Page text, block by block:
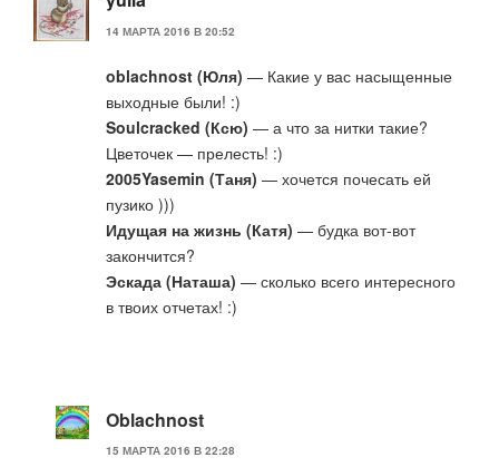
14 МАРТА 2016 В 20:52
oblachnost (Юля) — Какие у вас насыщенные
выходные были! :)
Soulcracked (Ксю) — а что за нитки такие?
Цветочек — прелесть! :)
2005Yasemin (Таня) — хочется почесать ей
пузико )))
Идущая на жизнь (Катя) — будка вот-вот
закончится?
Эскада (Наташа) — сколько всего интересного
в твоих отчетах! :)
Oblachnost
15 МАРТА 2016 В 22:28